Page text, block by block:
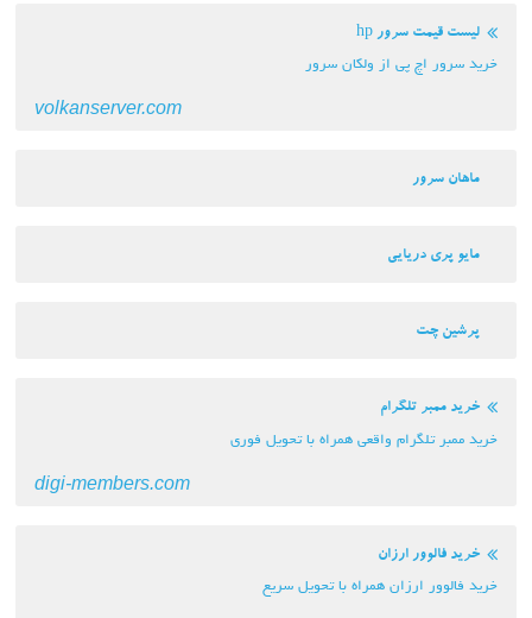
لیست قیمت سرور hp
خرید سرور اچ پی از ولکان سرور
volkanserver.com
ماهان سرور
مایو پری دریایی
پرشین چت
خرید ممبر تلگرام
خرید ممبر تلگرام واقعی همراه با تحویل فوری
digi-members.com
خرید فالوور ارزان
خرید فالوور ارزان همراه با تحویل سریع